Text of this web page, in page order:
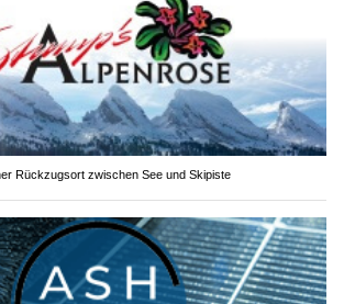
Rückzugsort zwischen See und Skipiste